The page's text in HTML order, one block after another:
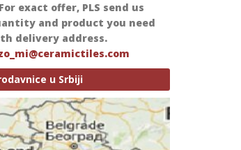
For exact offer, PLS send us
and product you need
delivery address.
u Srbiji